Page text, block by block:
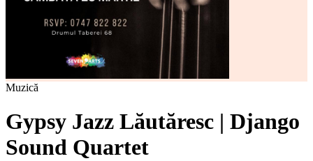
Muzică
Gypsy Jazz Lăutăresc | Django
Sound Quartet